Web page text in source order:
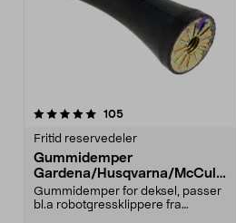
105anmeldelser
Fritid reservedeler
Gummidemper
Gardena/Husqvarna/McCullo
ch/Flymo
Gummidemper for deksel, passer
bl.a robotgressklippere fra
5.0 av 5 stjerner